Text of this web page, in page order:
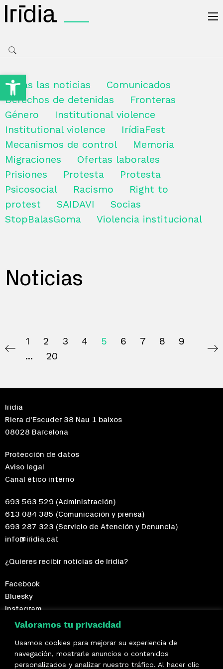
Open toolbar
Valoramos tu privacidad
Usamos cookies para mejorar su experiencia de
navegación, mostrarle anuncios o contenidos
personalizados y analizar nuestro tráfico. Al hacer clic
Todas las noticias
Comunicados
Derechos de detenidas
Fronteras
Género
Institutional violence
Institutional violence
IrídiaFest
Mecanismos de control
Memoria
Migraciones
Ofertas laborales
Prisiones
Protesta
Protesta
Psicosocial
Racismo
Right to
protest
SAIDAVI
Socias
StopBalasGoma
Violencia institucional
Noticias
1 2 3 4 5 6 7 8
9
20
Irídia
Riera d'Escuder 38 Nau 1 baixos
08028 Barcelona
Protección de datos
Aviso legal
Canal ético interno
693 563 529 (Administración)
613 084 385 (Comunicación y prensa)
693 287 323 (Servicio de Atención y Denuncia)
info@iridia.cat
¿Quieres recibir notícias de Irídia?
Facebook
Bluesky
Instagram
Telegram
¡Hazte socio/a!